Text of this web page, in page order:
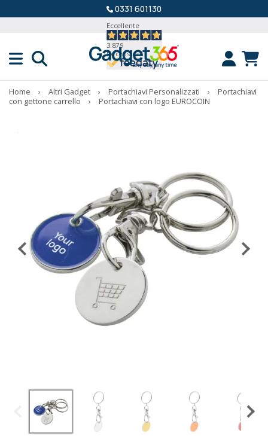
0331 601130
Eccellente
3.879
Recensioni
Home › Altri Gadget › Portachiavi Personalizzati ›
Portachiavi
con gettone carrello
› Portachiavi con logo EUROCOIN